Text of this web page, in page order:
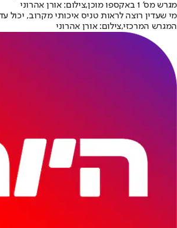
מגרש מס' 1 באקספו מוכן,צילום: אורן אהרוני
מי שעדין רוצה לראות טניס איכותי מקרוב, יכול עדיין
המגרש המרכזי,צילום: אורן אהרוני